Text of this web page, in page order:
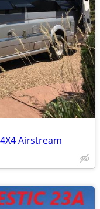
Airstream